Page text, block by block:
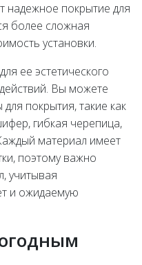
надежное покрытие для
более сложная
установки.
ее эстетического
Вы можете
покрытия, такие как
гибкая черепица,
материал имеет
поэтому важно
учитывая
и ожидаемую